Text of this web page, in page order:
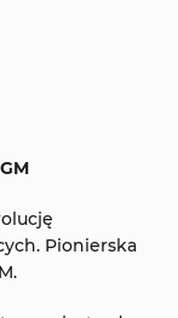
Pionierska